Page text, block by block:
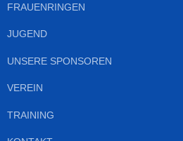
FRAUENRINGEN
JUGEND
UNSERE SPONSOREN
VEREIN
TRAINING